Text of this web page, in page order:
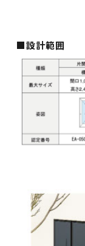
■設計範囲